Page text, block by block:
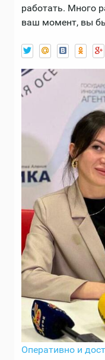
работать. Много
ваш момент, вы
Оперативно и